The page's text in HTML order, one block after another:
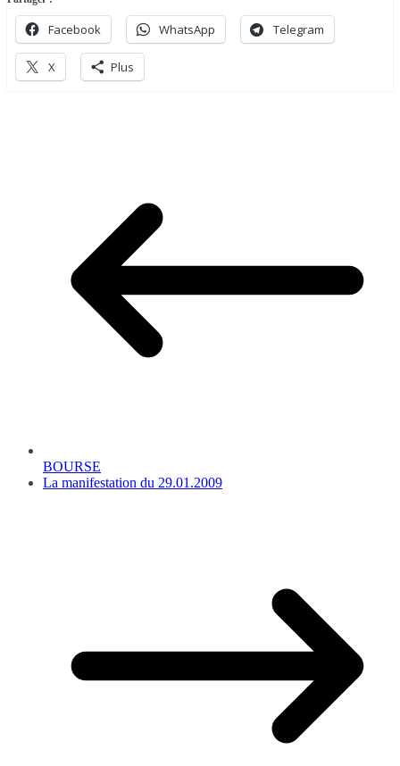
Facebook WhatsApp Telegram
X Plus
BOURSE
La manifestation du 29.01.2009